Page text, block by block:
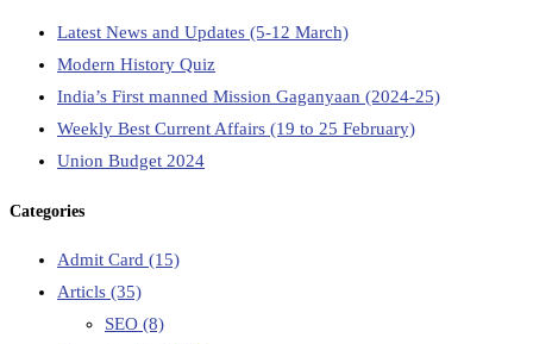
Latest News and Updates (5-12 March)
Modern History Quiz
India’s First manned Mission Gaganyaan (2024-25)
Weekly Best Current Affairs (19 to 25 February)
Union Budget 2024
Categories
Admit Card (15)
Articls (35)
SEO (8)